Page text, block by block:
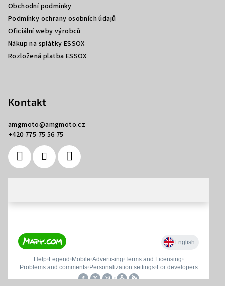
Obchodní podmínky
Podmínky ochrany osobních údajů
Oficiální weby výrobců
Nákup na splátky ESSOX
Rozložená platba ESSOX
Kontakt
amgmoto@amgmoto.cz
+420 775 75 56 75